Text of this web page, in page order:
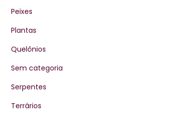
Peixes
Plantas
Quelônios
Sem categoria
Serpentes
Terrários